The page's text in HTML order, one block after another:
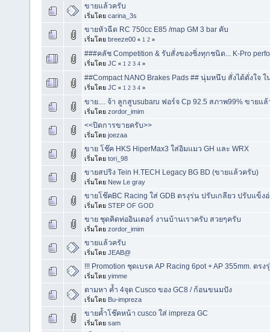
ขายแล้วครับ
เริ่มโดย carina_3s
ขายหัวฉีด RC 750cc E85 /map GM 3 bar คับ
เริ่มโดย breeze00 « 1 2 »
###คลัช Competition & รับสั่งของซิ่งทุกชนิด... K-Pro
เริ่มโดย JC « 1 2 3 4 »
##Compact NANO Brakes Pads ## นุ่มหนึบ สั่งได้ดั่งใจ
เริ่มโดย JC « 1 2 3 4 »
ขาย.... จ้า ลูกสูบsubaru ฟอร์จ Cp 92.5 สภาพ99% ขายแ
เริ่มโดย zordor_imim
<<ปิดการขายครับ>>
เริ่มโดย joezaa
ขาย โช๊ค HKS HiperMax3 ใส่อิมแมว GH และ WRX
เริ่มโดย tori_98
ขายสปริง Tein H.TECH Legacy BG BD (ขายแล้วครับ)
เริ่มโดย New Le gray
ขายโช๊คBC Racing ใส่ GDB ตรงุร่น ปรับเกลียว ปรับแข็
เริ่มโดย STEP OF GOD
ขาย ชุดคิดท่ออินเตอร์ งานบ้านเราครับ สวยๆครับ
เริ่มโดย zordor_imim
ขายแล้วครับ
เริ่มโดย JEAB@
!!! Promotion ชุดเบรค AP Racing 6pot + AP 355mm. ตรง
เริ่มโดย yimme
ตามหา ค้ำ 4จุด Cusco ของ GC8 / ก้อนขนมปัง
เริ่มโดย Bu-impreza
ขายค้ำโช๊คหน้า cusco ใส่ impreza GC
เริ่มโดย sam